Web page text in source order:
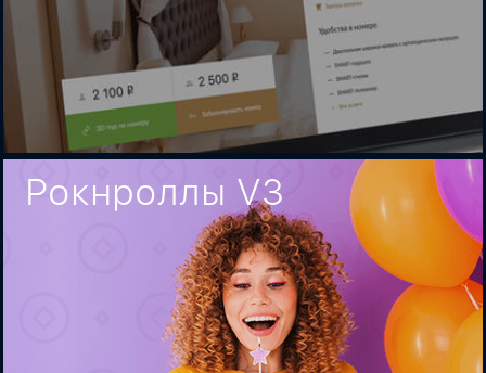
Рокнроллы V3